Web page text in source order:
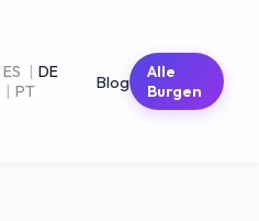
ES | DE
| PT Blog
Alle
Burgen